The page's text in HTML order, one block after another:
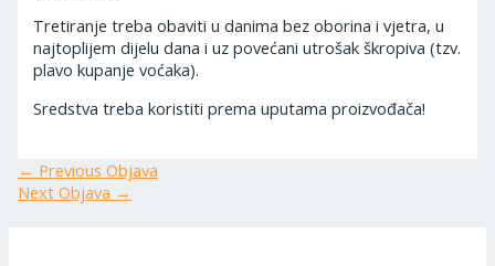
Tretiranje treba obaviti u danima bez oborina i vjetra, u
najtoplijem dijelu dana i uz povećani utrošak škropiva (tzv.
plavo kupanje voćaka).
Sredstva treba koristiti prema uputama proizvođača!
← Previous Objava
Next Objava →